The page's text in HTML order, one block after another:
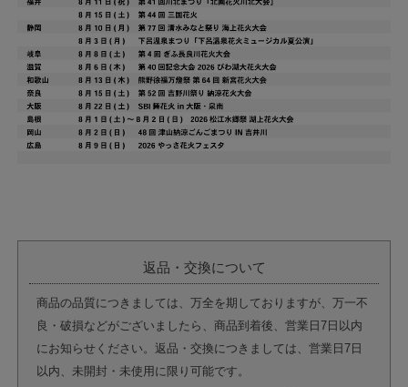
返品・交換について
商品の品質につきましては、万全を期しておりますが、万一不
良・破損などがございましたら、商品到着後、営業日7日以内
にお知らせください。返品・交換につきましては、営業日7日
以内、未開封・未使用に限り可能です。